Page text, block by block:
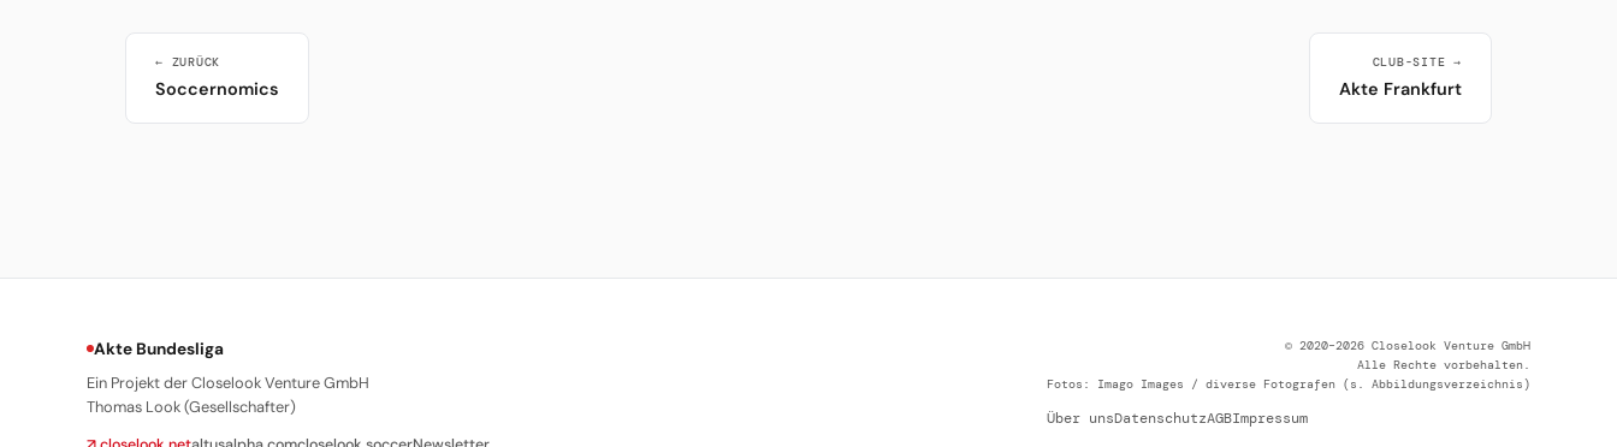
← ZURÜCK
Soccernomics
CLUB-SITE →
Akte Frankfurt
Akte Bundesliga
Ein Projekt der Closelook Venture GmbH
Thomas Look (Gesellschafter)
© 2020–2026 Closelook Venture GmbH
Alle Rechte vorbehalten.
Fotos: Imago Images / diverse Fotografen (s. Abbildungsverzeichnis)
Über unsDatenschutzAGBImpressum